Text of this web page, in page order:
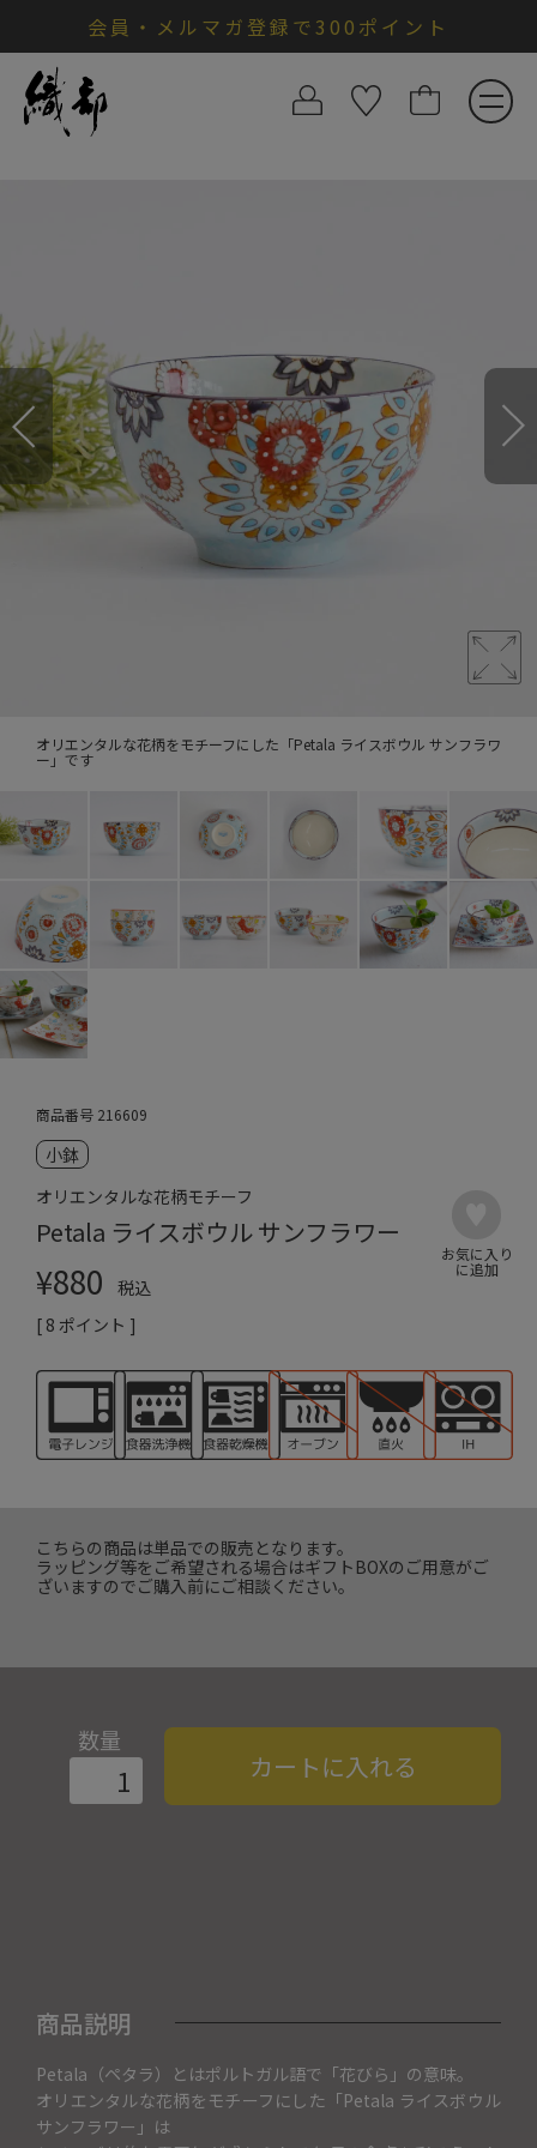
会員・メルマガ登録で300ポイント
オリエンタルな花柄をモチーフにした「Petala ライスボウル サンフラワ
ー」です
商品番号 216609
小鉢
オリエンタルな花柄モチーフ
Petala ライスボウル サンフラワー
¥880
税込
[ 8 ポイント ]
こちらの商品は単品での販売となります。
ラッピング等をご希望される場合はギフトBOXのご用意がご
ざいますのでご購入前にご相談ください。
数量
カートに入れる
商品説明
Petala（ペタラ）とはポルトガル語で「花びら」の意味。
オリエンタルな花柄をモチーフにした「Petala ライスボウル
サンフラワー」は